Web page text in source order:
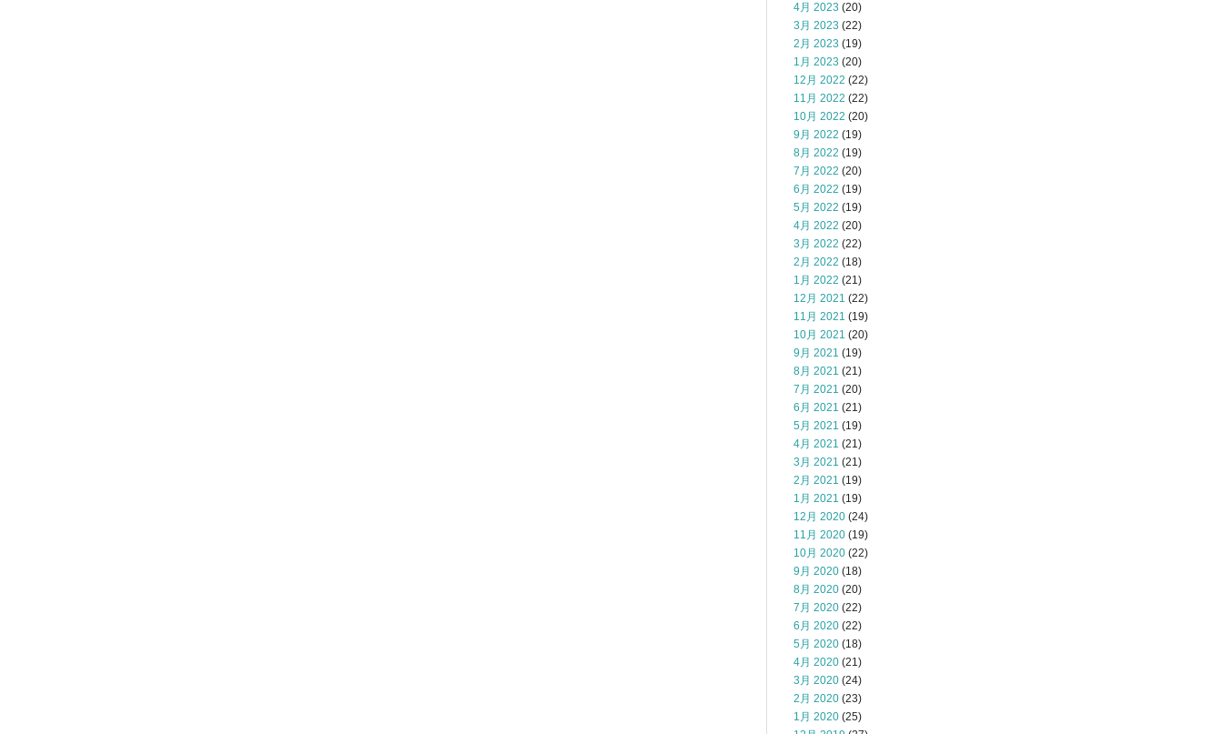
4月 2023 (20)
3月 2023 (22)
2月 2023 (19)
1月 2023 (20)
12月 2022 (22)
11月 2022 (22)
10月 2022 (20)
9月 2022 (19)
8月 2022 (19)
7月 2022 (20)
6月 2022 (19)
5月 2022 (19)
4月 2022 (20)
3月 2022 (22)
2月 2022 (18)
1月 2022 (21)
12月 2021 (22)
11月 2021 (19)
10月 2021 (20)
9月 2021 (19)
8月 2021 (21)
7月 2021 (20)
6月 2021 (21)
5月 2021 (19)
4月 2021 (21)
3月 2021 (21)
2月 2021 (19)
1月 2021 (19)
12月 2020 (24)
11月 2020 (19)
10月 2020 (22)
9月 2020 (18)
8月 2020 (20)
7月 2020 (22)
6月 2020 (22)
5月 2020 (18)
4月 2020 (21)
3月 2020 (24)
2月 2020 (23)
1月 2020 (25)